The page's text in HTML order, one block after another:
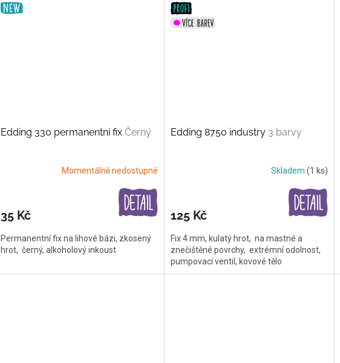
Edding 330 permanentní fix Černý
Momentálně nedostupné
35 Kč
Permanentní fix na lihové bázi, zkosený
hrot, černý, alkoholový inkoust
Edding 8750 industry 3 barvy
Skladem (1 ks)
125 Kč
Fix 4 mm, kulatý hrot, na mastné a
znečištěné povrchy, extrémní odolnost,
pumpovací ventil, kovové tělo